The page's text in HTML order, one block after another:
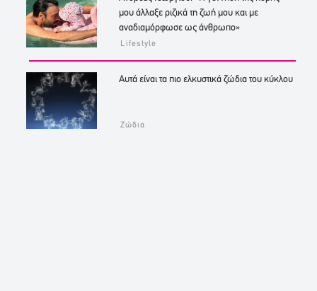
μου άλλαξε ριζικά τη ζωή μου και με
αναδιαμόρφωσε ως άνθρωπο»
Lifestyle
Αυτά είναι τα πιο ελκυστικά ζώδια του κύκλου
Ζώδια